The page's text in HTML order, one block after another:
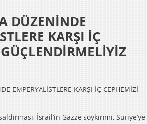
DÜZENİNDE
KARŞI İÇ
EMPERYALİSTLERE KARŞI İÇ CEPHEMİZİ
İsrail’in Gazze soykırımı, Suriye’ye